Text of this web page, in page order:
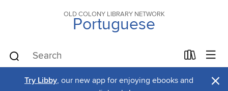
OLD COLONY LIBRARY NETWORK
Portuguese
Try Libby, our new app for enjoying ebooks and
×